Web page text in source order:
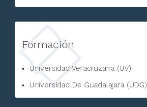
Formación
Universidad Veracruzana (UV)
Universidad De Guadalajara (UDG)